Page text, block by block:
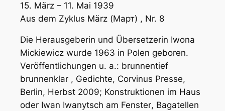
15. März – 11. Mai 1939
Aus dem Zyklus März (Март) , Nr. 8
Die Herausgeberin und Übersetzerin Iwona
Mickiewicz wurde 1963 in Polen geboren.
Veröffentlichungen u. a.: brunnentief
brunnenklar , Gedichte, Corvinus Presse,
Berlin, Herbst 2009; Konstruktionen im Haus
oder Iwan Iwanytsch am Fenster, Bagatellen